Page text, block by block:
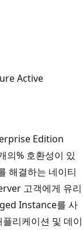
Active
Edition
의% 호환성이 있
해결하는 네이티
고객에게 유리
Instance를 사
리케이션 및 데이